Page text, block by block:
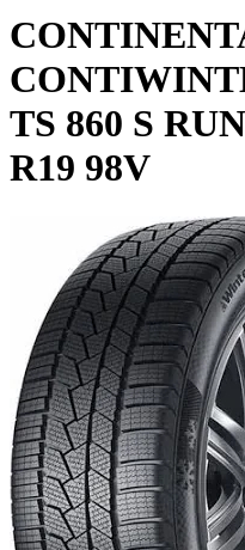
TS 860 S
R19 98V